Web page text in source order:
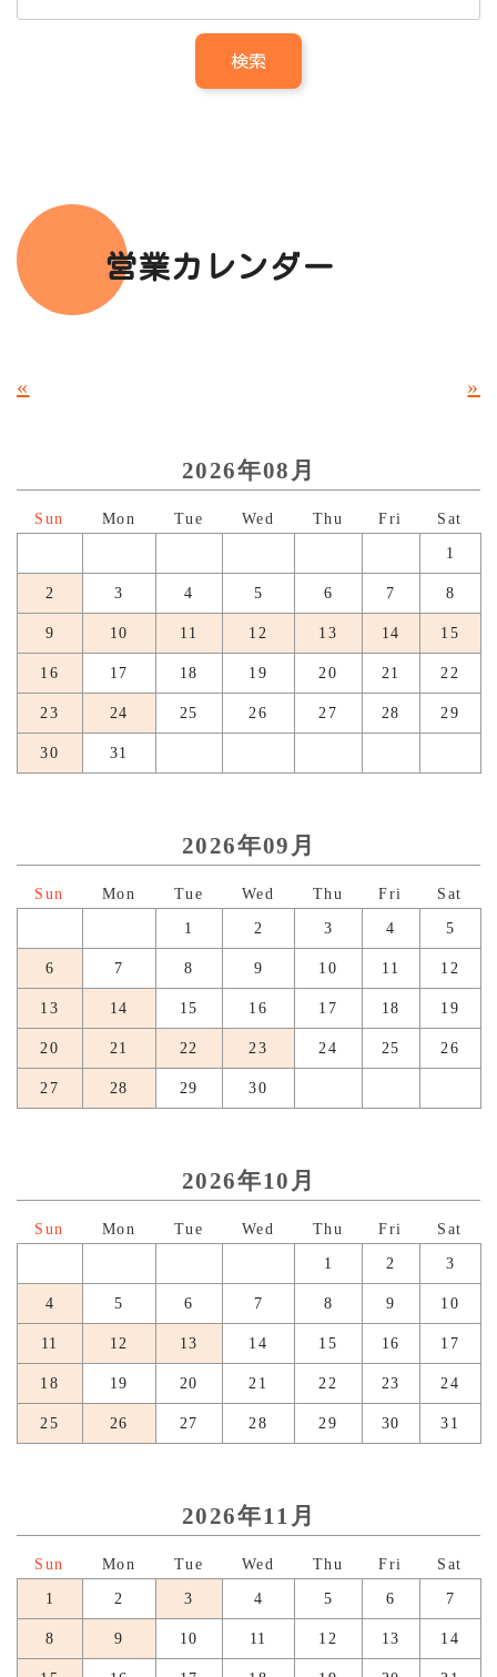
営業カレンダー
« »
2026年08月
1
2 3 4 5 6 7 8
9 10 11 12 13 14 15
16 17 18 19 20 21 22
23 24 25 26 27 28 29
30 31
2026年09月
1 2 3 4 5
6 7 8 9 10 11 12
13 14 15 16 17 18 19
20 21 22 23 24 25 26
27 28 29 30
2026年10月
1 2 3
4 5 6 7 8 9 10
11 12 13 14 15 16 17
18 19 20 21 22 23 24
25 26 27 28 29 30 31
2026年11月
1 2 3 4 5 6 7
8 9 10 11 12 13 14